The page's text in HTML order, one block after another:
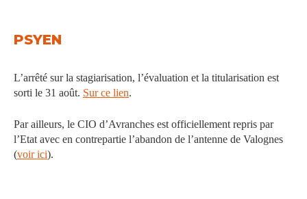
PSYEN
L’arrêté sur la stagiarisation, l’évaluation et la titularisation est
sorti le 31 août. Sur ce lien.
Par ailleurs, le CIO d’Avranches est officiellement repris par
l’Etat avec en contrepartie l’abandon de l’antenne de Valognes
(voir ici).